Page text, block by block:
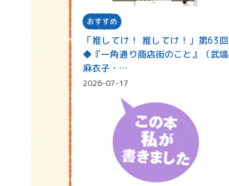
おすすめ
「推してけ！ 推してけ！」第63回
◆『一角通り商店街のこと』（武塙
麻衣子・…
2026-07-17